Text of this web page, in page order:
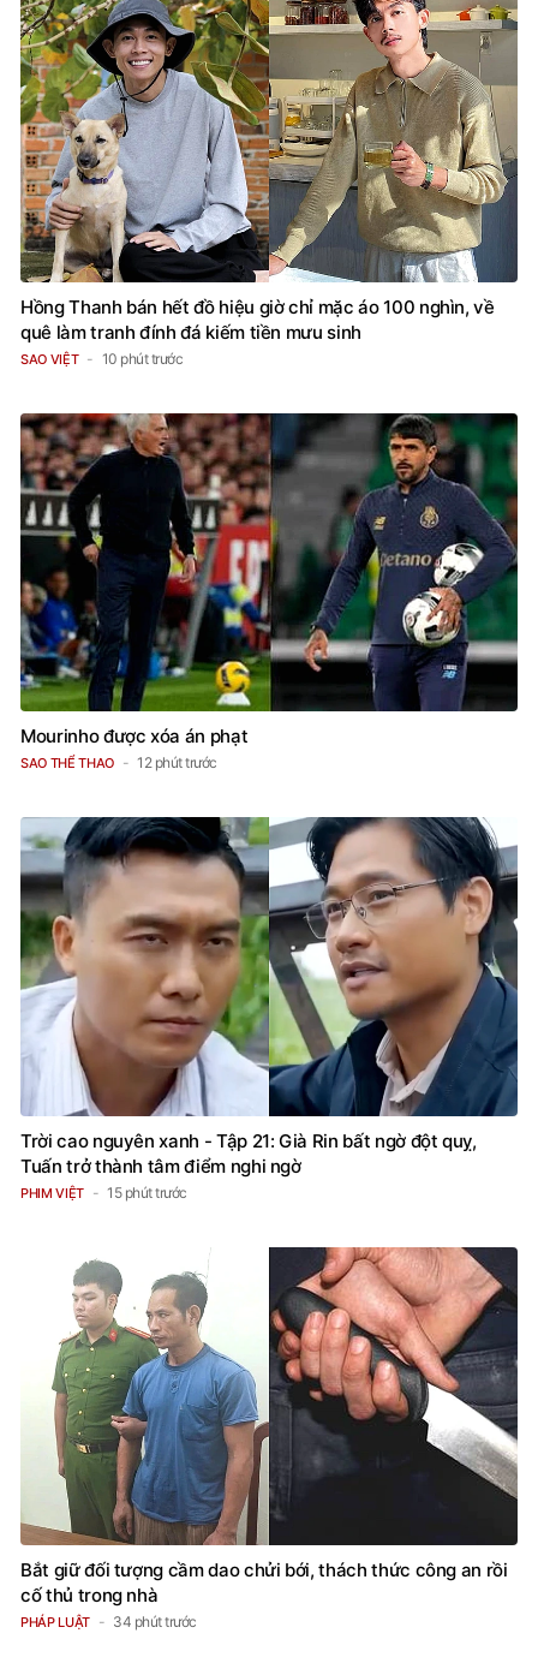
Hồng Thanh bán hết đồ hiệu giờ chỉ mặc áo 100 nghìn, về
quê làm tranh đính đá kiếm tiền mưu sinh
SAO VIỆT 10 phút trước
Mourinho được xóa án phạt
SAO THỂ THAO 12 phút trước
Trời cao nguyên xanh - Tập 21: Già Rin bất ngờ đột quỵ,
Tuấn trở thành tâm điểm nghi ngờ
PHIM VIỆT 15 phút trước
Bắt giữ đối tượng cầm dao chửi bới, thách thức công an rồi
cố thủ trong nhà
PHÁP LUẬT 34 phút trước